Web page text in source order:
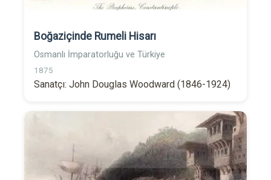
Boğaziçinde Rumeli Hisarı
Osmanlı İmparatorluğu ve Türkiye
1875
Sanatçı: John Douglas Woodward (1846-1924)